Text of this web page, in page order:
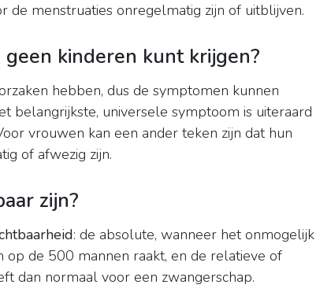
de menstruaties onregelmatig zijn of uitblijven.
kinderen kunt krijgen?
hebben, dus de symptomen kunnen
belangrijkste, universele symptoom is uiteraard
vrouwen kan een ander teken zijn dat hun
of afwezig zijn.
zijn?
: de absolute, wanneer het onmogelijk
op de 500 mannen raakt, en de relatieve of
dan normaal voor een zwangerschap.